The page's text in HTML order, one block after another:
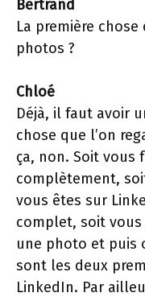
Bertrand
La première
photos ?
Chloé
Déjà, il faut avoir
chose que l’on
ça, non. Soit vous
complètement,
vous êtes sur
complet, soit vous
une photo et puis
sont les deux
LinkedIn. Par